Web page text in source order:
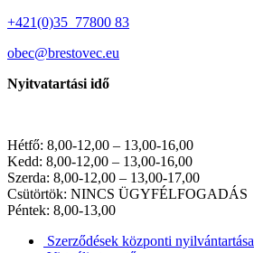
+421(0)35 77800 83
obec@brestovec.eu
Nyitvatartási idő
Hétfő: 8,00-12,00 – 13,00-16,00
Kedd: 8,00-12,00 – 13,00-16,00
Szerda: 8,00-12,00 – 13,00-17,00
Csütörtök: NINCS ÜGYFÉLFOGADÁS
Péntek: 8,00-13,00
Szerződések központi nyilvántartása